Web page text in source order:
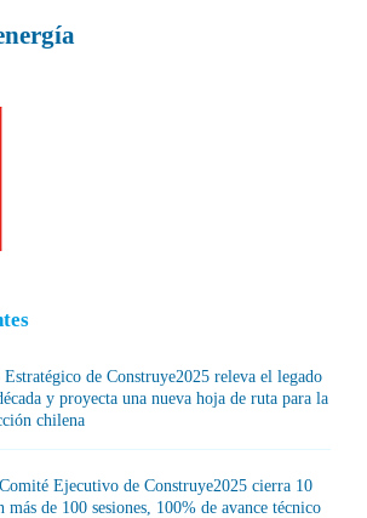
Estratégico de Construye2025 releva el legado
y proyecta una nueva hoja de ruta para la
chilena
Ejecutivo de Construye2025 cierra 10
más de 100 sesiones, 100% de avance técnico